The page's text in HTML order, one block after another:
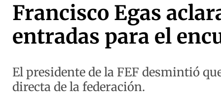
Francisco Egas
entradas para el
El presidente de la FEF desmintió
directa de la federación.